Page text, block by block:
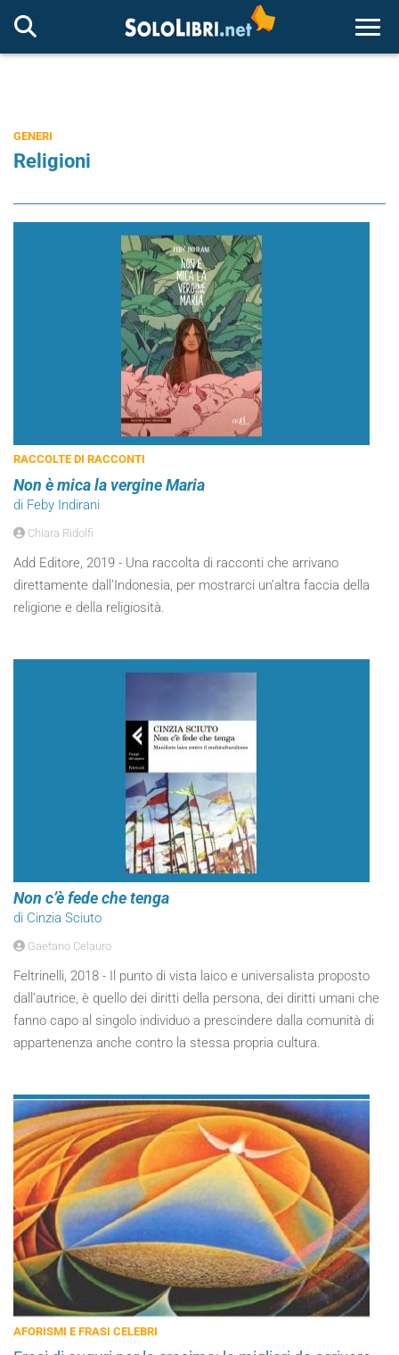
GENERI
Religioni
RACCOLTE DI RACCONTI
Non è mica la vergine Maria
di Feby Indirani
Chiara Ridolfi
Add Editore, 2019 - Una raccolta di racconti che arrivano
direttamente dall’Indonesia, per mostrarci un’altra faccia della
religione e della religiosità.
Non c’è fede che tenga
di Cinzia Sciuto
Gaetano Celauro
Feltrinelli, 2018 - Il punto di vista laico e universalista proposto
dall’autrice, è quello dei diritti della persona, dei diritti umani che
fanno capo al singolo individuo a prescindere dalla comunità di
appartenenza anche contro la stessa propria cultura.
AFORISMI E FRASI CELEBRI